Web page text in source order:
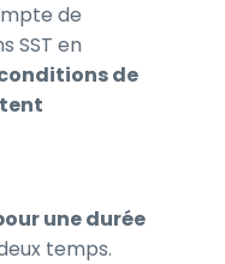
de
SST en
de
une durée
temps.